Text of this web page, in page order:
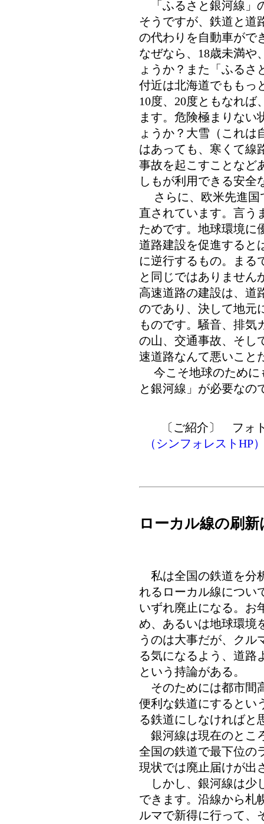
「ふるさと銀河線」
そうですが、鉄道と道
の代わりを自動車がで
なぜなら、18歳未満や
ょうか？また「ふるさ
付近は北海道でももっ
10度、20度ともなれば
ます。危険極まりない
ょうか？大雪（これは
はあっても、寒くて線
事故を起こすことなど
しもが利用できる安全
さらに、欧米先進国
直されています。言う
ためです。地球環境に
道路建設を促進すると
に逆行するもの。まる
と同じではありません
高速道路の建設は、道
のであり、決して地元
ものです。騒音、排気
の山、交通事故、そし
速道路なんて悪いこと
今こそ地球のために
と銀河線」が必要なの
〔ご紹介〕 フォ
（シンフォレストHP
ローカル線の刷
私は全国の鉄道を分
れるローカル線につい
いずれ廃止になる。お
め、あるいは地球環境
うのは大事だが、クル
る気になるよう、道路
という持論がある。
そのためには都市間
便利な鉄道にするとい
る鉄道にしなければと
銀河線は現在のとこ
全国の鉄道で最下位の
現状では廃止届けが出
しかし、銀河線は少
できます。沿線から札
ルマで新得に行って、